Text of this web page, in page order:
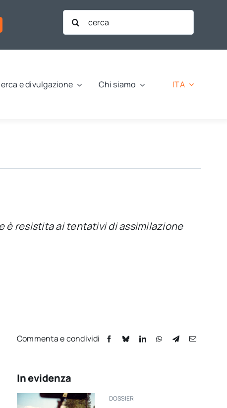
Cerca
per:
e divulgazione Chi siamo ITA
è resistita ai tentativi di assimilazione
Commenta e condividi
In evidenza
DOSSIER